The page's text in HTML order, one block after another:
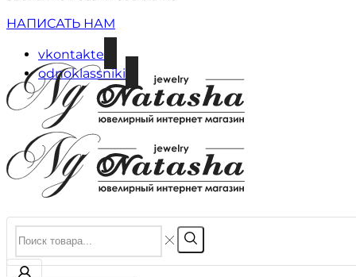
НАПИСАТЬ НАМ
vkontakte
odnoklassniki